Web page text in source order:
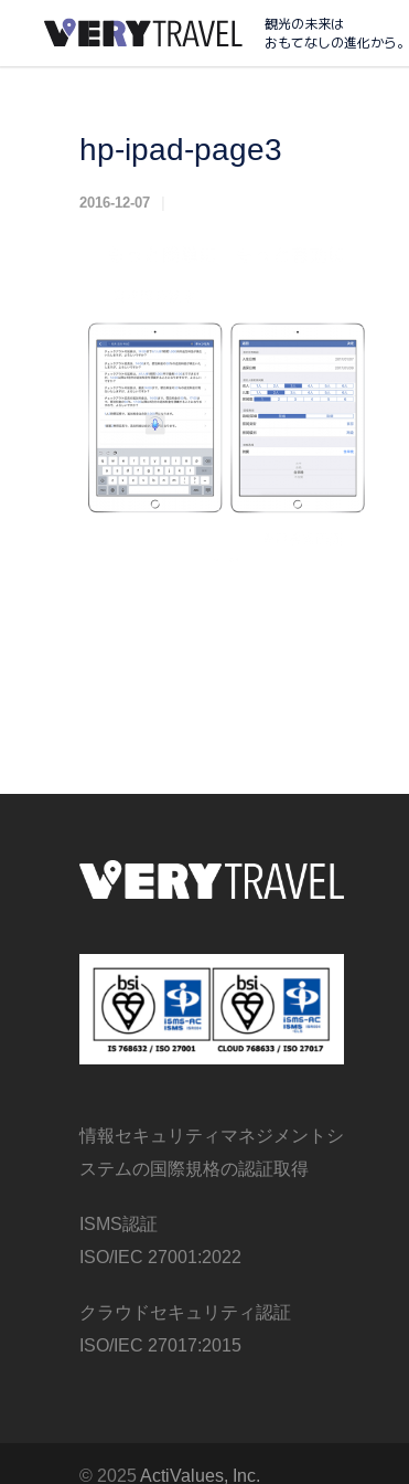
観光の未来は
おもてなしの進化から。
hp-ipad-page3
2016-12-07
情報セキュリティマネジメントシ
ステムの国際規格の認証取得
ISMS認証
ISO/IEC 27001:2022
クラウドセキュリティ認証
ISO/IEC 27017:2015
© 2025 ActiValues, Inc.